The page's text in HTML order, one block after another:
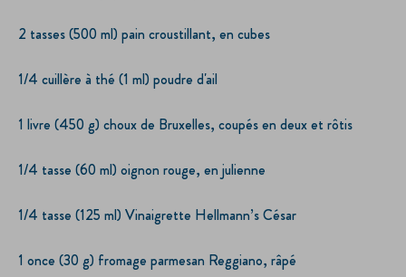
2 tasses (500 ml) pain croustillant, en cubes
1/4 cuillère à thé (1 ml) poudre d'ail
1 livre (450 g) choux de Bruxelles, coupés en deux et rôtis
1/4 tasse (60 ml) oignon rouge, en julienne
1/4 tasse (125 ml) Vinaigrette Hellmann’s César
1 once (30 g) fromage parmesan Reggiano, râpé